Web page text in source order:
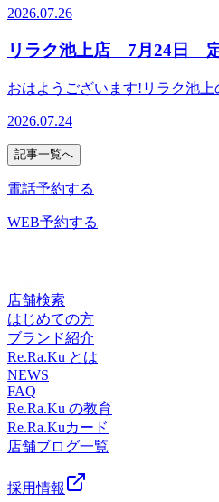
うに気持ちがいい肩甲骨ストレ
チ&amp;ボディケアをお試し
日:10:00～20:00土日祝日:10:00
2026.07.26
リラク池上店 7月24日
おはようございます!リラク池
案内可能です。是非お問い合わ
体づくりをサポート致します!”
一同心よりお待ちしておりま
1F【アクセス】東急池上線「池
2026.07.24
記事一覧へ
電話予約する
WEB予約する
店舗検索
はじめての方
ブランド紹介
Re.Ra.Ku とは
NEWS
FAQ
Re.Ra.Ku の教育
Re.Ra.Kuカード
店舗ブログ一覧
採用情報